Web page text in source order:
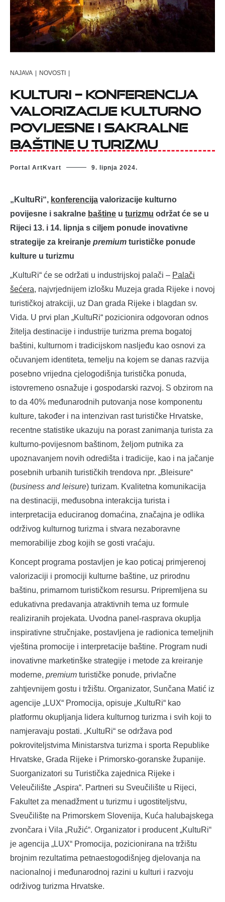
NAJAVA | NOVOSTI |
KultuRi – Konferencija
valorizacije kulturno
povijesne i sakralne
baštine u turizmu
Portal ArtKvart 9. lipnja 2024.
„KultuRi“, konferencija valorizacije kulturno
povijesne i sakralne baštine u turizmu održat će se u
Rijeci 13. i 14. lipnja s ciljem ponude inovativne
strategije za kreiranje premium turističke ponude
kulture u turizmu
„KultuRi“ će se održati u industrijskoj palači – Palači
šećera, najvrjednijem izlošku Muzeja grada Rijeke i novoj
turističkoj atrakciji, uz Dan grada Rijeke i blagdan sv.
Vida. U prvi plan „KultuRi“ pozicionira odgovoran odnos
žitelja destinacije i industrije turizma prema bogatoj
baštini, kulturnom i tradicijskom nasljeđu kao osnovi za
očuvanjem identiteta, temelju na kojem se danas razvija
posebno vrijedna cjelogodišnja turistička ponuda,
istovremeno osnažuje i gospodarski razvoj. S obzirom na
to da 40% međunarodnih putovanja nose komponentu
kulture, također i na intenzivan rast turističke Hrvatske,
recentne statistike ukazuju na porast zanimanja turista za
kulturno-povijesnom baštinom, željom putnika za
upoznavanjem novih odredišta i tradicije, kao i na jačanje
posebnih urbanih turističkih trendova npr. „Bleisure“
(business and leisure) turizam. Kvalitetna komunikacija
na destinaciji, međusobna interakcija turista i
interpretacija educiranog domaćina, značajna je odlika
održivog kulturnog turizma i stvara nezaboravne
memorabilije zbog kojih se gosti vraćaju.
Koncept programa postavljen je kao poticaj primjerenoj
valorizaciji i promociji kulturne baštine, uz prirodnu
baštinu, primarnom turističkom resursu. Pripremljena su
edukativna predavanja atraktivnih tema uz formule
realiziranih projekata. Uvodna panel-rasprava okuplja
inspirativne stručnjake, postavljena je radionica temeljnih
vještina promocije i interpretacije baštine. Program nudi
inovativne marketinške strategije i metode za kreiranje
moderne, premium turističke ponude, privlačne
zahtjevnijem gostu i tržištu. Organizator, Sunčana Matić iz
agencije „LUX“ Promocija, opisuje „KultuRi“ kao
platformu okupljanja lidera kulturnog turizma i svih koji to
namjeravaju postati. „KultuRi“ se održava pod
pokroviteljstvima Ministarstva turizma i sporta Republike
Hrvatske, Grada Rijeke i Primorsko-goranske županije.
Suorganizatori su Turistička zajednica Rijeke i
Veleučilište „Aspira“. Partneri su Sveučilište u Rijeci,
Fakultet za menadžment u turizmu i ugostiteljstvu,
Sveučilište na Primorskem Slovenija, Kuća halubajskega
zvončara i Vila „Ružić“. Organizator i producent „KultuRi“
je agencija „LUX“ Promocija, pozicionirana na tržištu
brojnim rezultatima petnaestogodišnjeg djelovanja na
nacionalnoj i međunarodnoj razini u kulturi i razvoju
održivog turizma Hrvatske.